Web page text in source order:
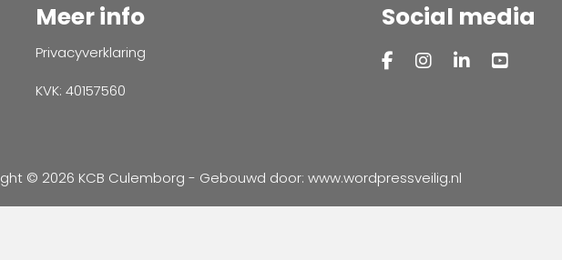
Meer info
Privacyverklaring
KVK: 40157560
Social media
© 2026 KCB Culemborg - Gebouwd door: www.wordpressveilig.nl